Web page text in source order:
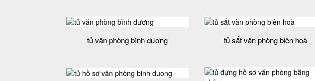
tủ văn phòng bình dương tủ sắt văn phòng biên hoà